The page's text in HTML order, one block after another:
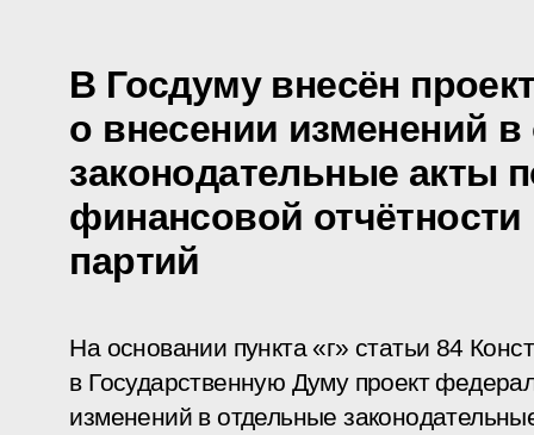
В Госдуму внесён
о внесении изменений
законодательные акты
финансовой отчётности
партий
На основании пункта «г» статьи 84
в Государственную Думу проект
изменений в отдельные